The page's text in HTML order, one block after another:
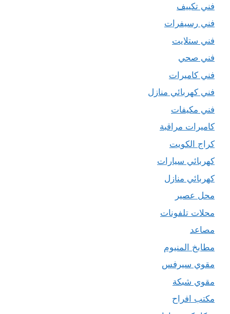
فني تكييف
فني رسيفرات
فني ستلايت
فني صحي
فني كاميرات
فني كهربائي منازل
فني مكيفات
كاميرات مراقبة
كراج الكويت
كهربائي سيارات
كهربائي منازل
محل عصير
محلات تلفونات
مصاعد
مطابخ المنيوم
مقوي سيرفس
مقوي شبكة
مكتب افراح